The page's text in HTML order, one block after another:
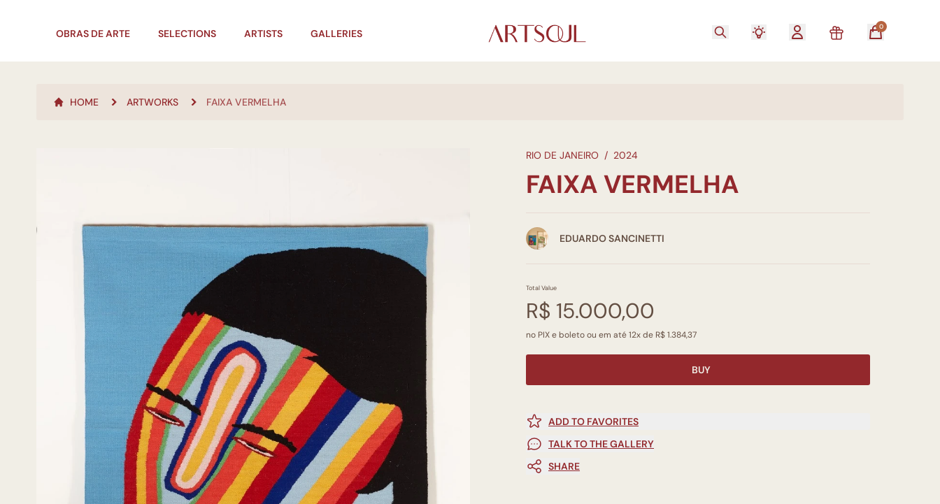
OBRAS DE ARTE SELECTIONS ARTISTS GALLERIES
0
HOME ARTWORKS FAIXA VERMELHA
RIO DE JANEIRO / 2024
FAIXA VERMELHA
EDUARDO SANCINETTI
Total Value
R$ 15.000,00
no PIX e boleto ou em até 12x de R$ 1.384,37
BUY
ADD TO FAVORITES
TALK TO THE GALLERY
SHARE